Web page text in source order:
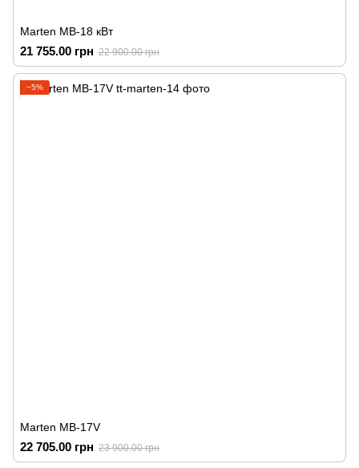
Marten MB-18 кВт
21 755.00 грн 22 900.00 грн
−5%
Marten MB-17V
22 705.00 грн 23 900.00 грн